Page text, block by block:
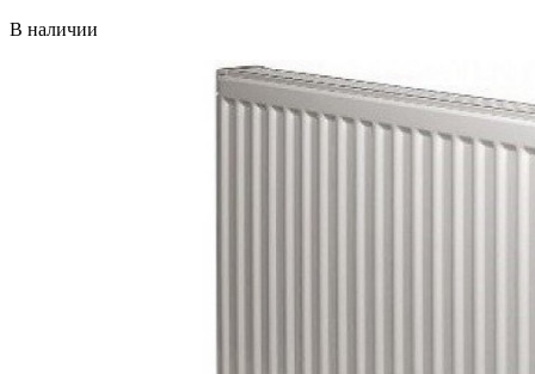
В наличии